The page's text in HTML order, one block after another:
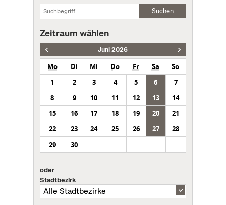
Suchen
Zeitraum wählen
Juni 2026
Mo Di Mi Do Fr Sa
So
1
2 3 4 5 6
7
8
9 10 11 12 13
14
15
16 17 18 19 20
21
22
23 24 25 26 27
28
29
30
oder
Stadtbezirk